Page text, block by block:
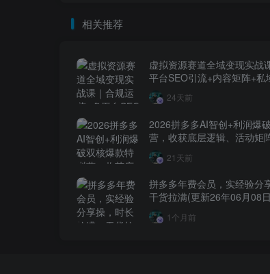
相关推荐
虚拟资源赛道全域变现实战
平台SEO引流+内容矩阵+私
玩法
24天前
2026拼多多AI智创+利润爆
营，收获底层逻辑、活动矩
1打爆SOP
21天前
拼多多年费会员，实经验分
干货拉满(更新26年06月08
1个月前